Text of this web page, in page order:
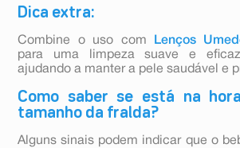
Dica extra:
Combine o uso com
Lenços
para uma limpeza suave e
ajudando a manter a pele saudável e
Como saber se está na
tamanho da fralda?
Alguns sinais podem indicar que o